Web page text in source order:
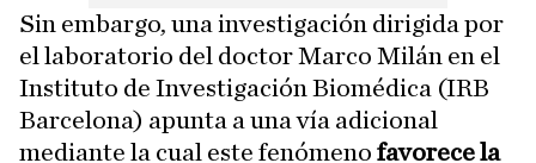
Sin embargo, una investigación dirigida por
el laboratorio del doctor Marco Milán en el
Instituto de Investigación Biomédica (IRB
Barcelona) apunta a una vía adicional
mediante la cual este fenómeno favorece la